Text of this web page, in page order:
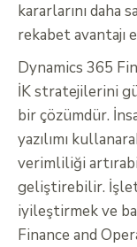
kararlarını daha
rekabet avantajı
Dynamics 365
İK stratejilerini
bir çözümdür.
yazılımı
verimliliği
geliştirebilir.
iyileştirmek ve
Finance and